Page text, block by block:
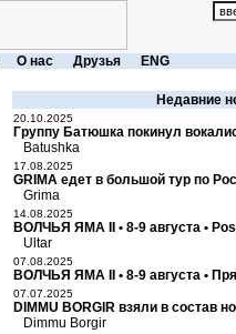
О нас Друзья ENG
Недавние
20.10.2025
Группу Батюшка покинул
Batushka
17.08.2025
GRIMA едет в большой тур по
Grima
14.08.2025
ВОЛЧЬЯ ЯМА II • 8-9 августа •
Ultar
07.08.2025
ВОЛЧЬЯ ЯМА II • 8-9 августа •
07.07.2025
DIMMU BORGIR взяли в состав
Dimmu Borgir